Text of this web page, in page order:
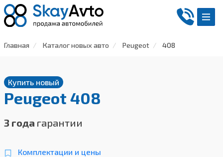
Главная Каталог новых авто Peugeot 408
Купить новый
Peugeot 408
3 года гарантии
Комплектации и цены